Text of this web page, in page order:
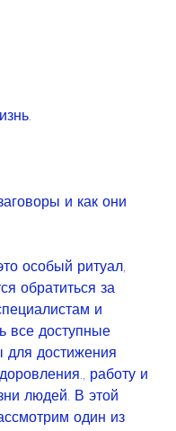
и как они
особый ритуал,
обратиться за
и
все доступные
для достижения
работу и
людей. В этой
один из